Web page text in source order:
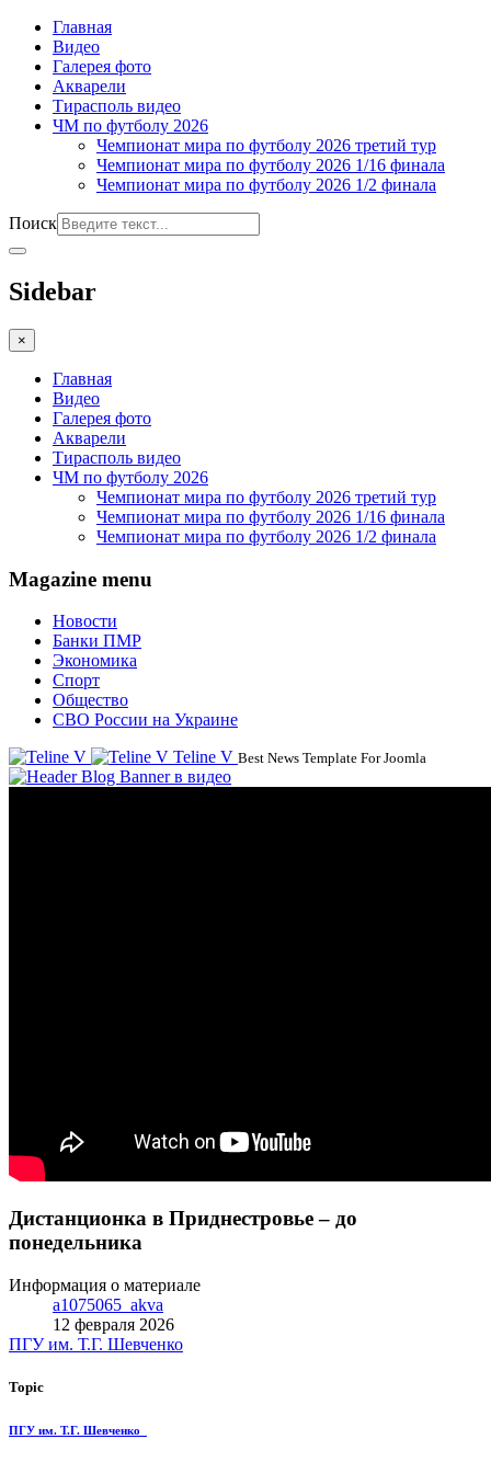
Главная
Видео
Галерея фото
Акварели
Тирасполь видео
ЧМ по футболу 2026
Чемпионат мира по футболу 2026 третий тур
Чемпионат мира по футболу 2026 1/16 финала
Чемпионат мира по футболу 2026 1/2 финала
Поиск
Sidebar
×
Главная
Видео
Галерея фото
Акварели
Тирасполь видео
ЧМ по футболу 2026
Чемпионат мира по футболу 2026 третий тур
Чемпионат мира по футболу 2026 1/16 финала
Чемпионат мира по футболу 2026 1/2 финала
Magazine menu
Новости
Банки ПМР
Экономика
Спорт
Общество
СВО России на Украине
Teline V Best News Template For Joomla
Дистанционка в Приднестровье – до
понедельника
Информация о материале
a1075065_akva
12 февраля 2026
ПГУ им. Т.Г. Шевченко
Topic
ПГУ им. Т.Г. Шевченко